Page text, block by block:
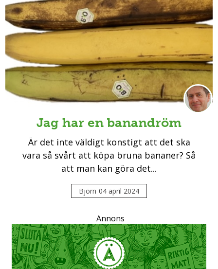
Jag har en banandröm
Är det inte väldigt konstigt att det ska
vara så svårt att köpa bruna bananer? Så
att man kan göra det...
Björn 04 april 2024
Annons